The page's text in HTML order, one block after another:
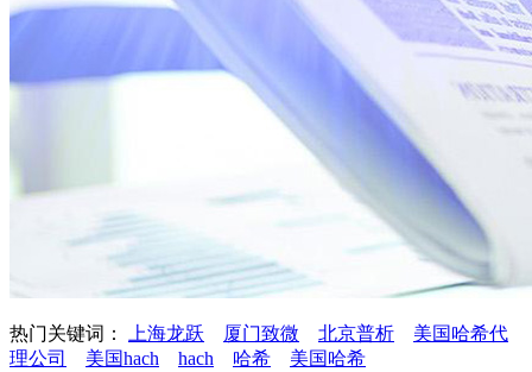
热门关键词： 上海龙跃 厦门致微 北京普析
美国哈希代
理公司
美国hach hach 哈希 美国哈希